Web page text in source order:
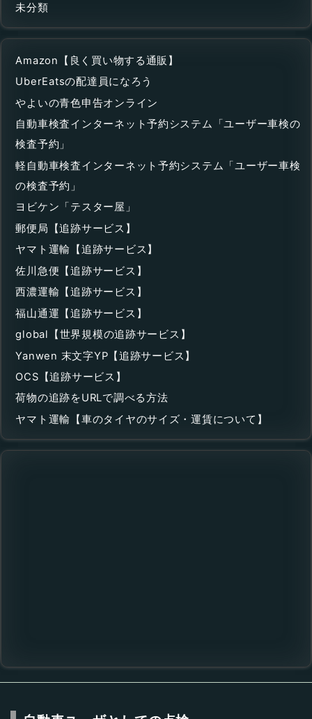
未分類
Amazon【良く買い物する通販】
UberEatsの配達員になろう
やよいの青色申告オンライン
自動車検査インターネット予約システム「ユーザー車検の
検査予約」
軽自動車検査インターネット予約システム「ユーザー車検
の検査予約」
ヨビケン「テスター屋」
郵便局【追跡サービス】
ヤマト運輸【追跡サービス】
佐川急便【追跡サービス】
西濃運輸【追跡サービス】
福山通運【追跡サービス】
global【世界規模の追跡サービス】
Yanwen 末文字YP【追跡サービス】
OCS【追跡サービス】
荷物の追跡をURLで調べる方法
ヤマト運輸【車のタイヤのサイズ・運賃について】